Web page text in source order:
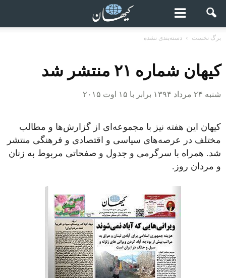
برگ نخست دسته‌بندی نشده
کیهان شماره ۲۱ منتشر شد
شنبه ۲۴ مرداد ۱۳۹۴ برابر با ۱۵ اوت ۲۰۱۵
کیهان این هفته نیز با مجموعه‌ای از گزارش‌ها و مطالب
مختلف در عرصه‌های سیاسی و اقتصادی و فرهنگی منتشر
شد. همراه با سرگرمی و جدول و صفحاتی مربوط به زنان
و مردان روز.